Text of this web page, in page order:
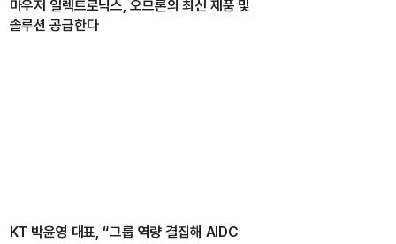
마우저 일렉트로닉스, 오므론의 최신 제품 및
솔루션 공급한다
KT 박윤영 대표, “그룹 역량 결집해 AIDC